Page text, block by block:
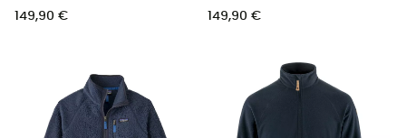
149,90 € 149,90 €